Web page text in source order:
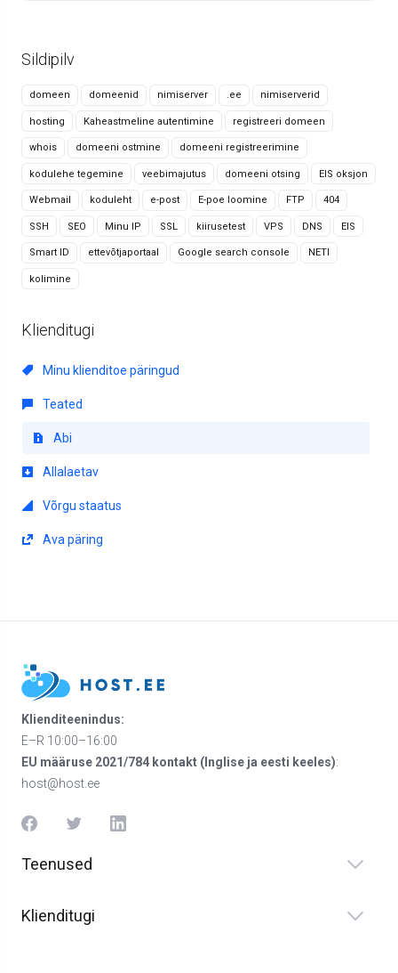
Sildipilv
domeen domeenid nimiserver .ee nimiserverid
hosting Kaheastmeline autentimine registreeri domeen
whois domeeni ostmine domeeni registreerimine
kodulehe tegemine veebimajutus domeeni otsing EIS oksjon
Webmail koduleht e-post E-poe loomine FTP 404
SSH SEO Minu IP SSL kiirusetest VPS DNS EIS
Smart ID ettevõtjaportaal Google search console NETI
kolimine
Klienditugi
Minu klienditoe päringud
Teated
Abi
Allalaetav
Võrgu staatus
Ava päring
Klienditeenindus:
E–R 10:00–16:00
EU määruse 2021/784 kontakt (Inglise ja eesti keeles):
host@host.ee
Teenused
Klienditugi